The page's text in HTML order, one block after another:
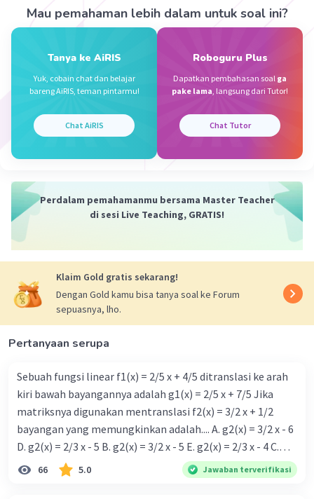
p = 3 x 6 = 18 m
= 18 x 6
= 108 m
108 m2
Mau pemahaman lebih dalam untuk soal ini?
Tanya ke AiRIS
Yuk, cobain chat dan belajar
bareng AiRIS, teman pintarmu!
Chat AiRIS
Roboguru Plus
Dapatkan pembahasan soal ga
pake lama, langsung dari Tutor!
Chat Tutor
Perdalam pemahamanmu bersama Master Teacher
di sesi Live Teaching, GRATIS!
Klaim Gold gratis sekarang!
Dengan Gold kamu bisa tanya soal ke Forum
sepuasnya, lho.
Pertanyaan serupa
Sebuah fungsi linear f1(x) = 2/5 x + 4/5 ditranslasi ke arah
kiri bawah bayangannya adalah g1(x) = 2/5 x + 7/5 Jika
matriksnya digunakan mentranslasi f2(x) = 3/2 x + 1/2
bayangan yang memungkinkan adalah.... A. g2(x) = 3/2 x - 6
D. g2(x) = 2/3 x - 5 B. g2(x) = 3/2 x - 5 E. g2(x) = 2/3 x - 4 C.
g{2}(x) = 3/2 x + 5
66 5.0 Jawaban terverifikasi